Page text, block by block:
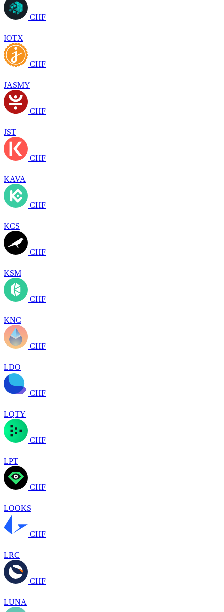
CHF
IOTX
CHF
JASMY
CHF
JST
CHF
KAVA
CHF
KCS
CHF
KSM
CHF
KNC
CHF
LDO
CHF
LQTY
CHF
LPT
CHF
LOOKS
CHF
LRC
CHF
LUNA